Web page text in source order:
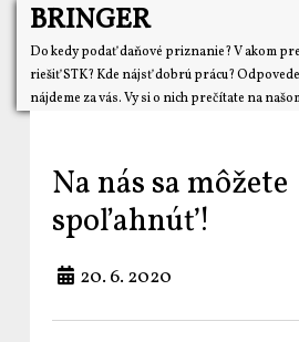
BRINGER
Do kedy podať daňové priznanie? V akom
riešiť STK? Kde nájsť dobrú prácu? Odpovede
nájdeme za vás. Vy si o nich prečítate na
Na nás sa môžete
spoľahnúť!
20. 6. 2020